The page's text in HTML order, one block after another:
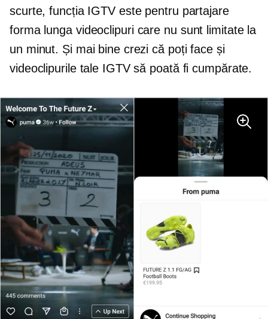
scurte, funcția IGTV este pentru partajare
forma lungavideoclipuri care nu sunt limitate la
un minut. Și mai bine crezi că poți face și
videoclipurile tale IGTV să poată fi cumpărate.